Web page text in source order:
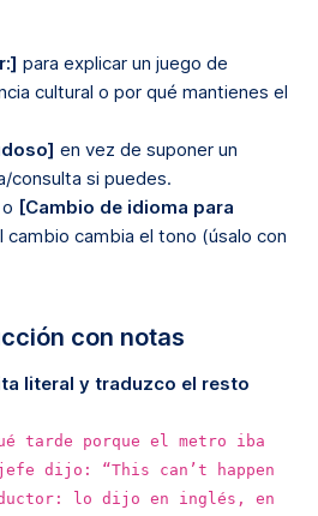
para explicar un juego de
cultural o por qué mantienes el
en vez de suponer un
consulta si puedes.
o [Cambio de idioma para
cambio cambia el tono (úsalo con
con notas
literal y traduzco el resto
tarde porque el metro iba
dijo: “This can’t happen
lo dijo en inglés, en